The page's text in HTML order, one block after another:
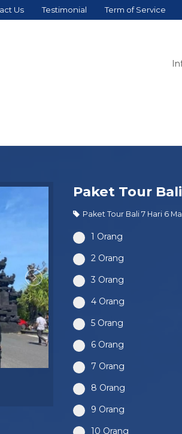
Us Testimonial Term of Service
Paket Tour
Paket Tour Bali 7 Hari 6
1 Orang
2 Orang
3 Orang
4 Orang
5 Orang
6 Orang
7 Orang
8 Orang
9 Orang
10 Orang